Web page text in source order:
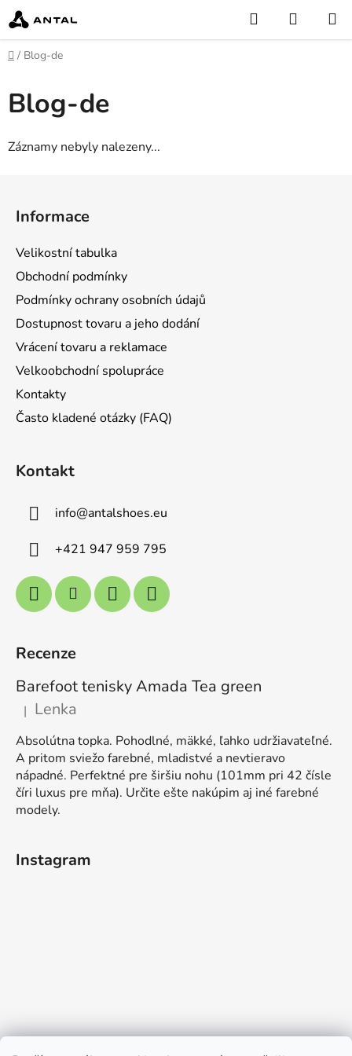
Přejít
na
obsah
Hledat
KOŠÍK
Domů
/ Blog-de
Blog-de
Záznamy nebyly nalezeny...
Informace
Velikostní tabulka
Obchodní podmínky
Podmínky ochrany osobních údajů
Dostupnost tovaru a jeho dodání
Vrácení tovaru a reklamace
Velkoobchodní spolupráce
Kontakty
Často kladené otázky (FAQ)
Kontakt
info@antalshoes.eu
+421 947 959 795
Recenze
Barefoot tenisky Amada Tea green
Hodnocení produktu je 5 z 5 hvězdiček.
| Lenka
Absolútna topka. Pohodlné, mäkké, ľahko udržiavateľné.
A pritom sviežo farebné, mladistvé a nevtieravo
nápadné. Perfektné pre širšiu nohu (101mm pri 42 čísle
číri luxus pre mňa). Určite ešte nakúpim aj iné farebné
modely.
Instagram